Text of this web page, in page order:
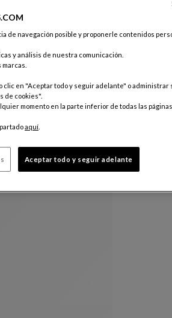
de navegación posible y proponerle contenidos
y análisis de nuestra comunicación.
clic en "Aceptar todo y seguir adelante" o
de cookies".
momento en la parte inferior de todas las
aquí
Aceptar todo y seguir adelante